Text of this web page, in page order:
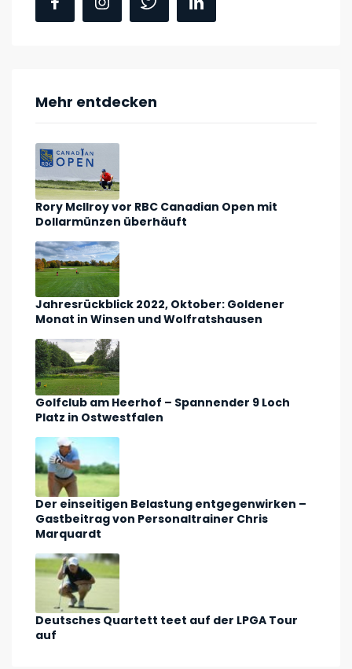
Mehr entdecken
Rory McIlroy vor RBC Canadian Open mit
Dollarmünzen überhäuft
Jahresrückblick 2022, Oktober: Goldener
Monat in Winsen und Wolfratshausen
Golfclub am Heerhof – Spannender 9 Loch
Platz in Ostwestfalen
Der einseitigen Belastung entgegenwirken –
Gastbeitrag von Personaltrainer Chris
Marquardt
Deutsches Quartett teet auf der LPGA Tour
auf